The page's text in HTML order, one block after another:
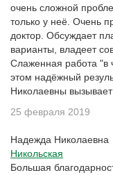
очень сложной
только у неё. Очень
доктор. Обсуждает
варианты, владеет
Слаженная работа "в
этом надёжный
Николаевны
25 февраля 2019
Надежда Николаевна
Никольская
Большая